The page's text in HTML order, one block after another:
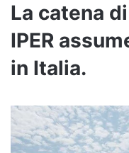
La catena
IPER
in Italia.